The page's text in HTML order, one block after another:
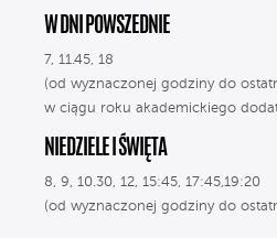
W DNI POWSZEDNIE
7, 11.45, 18
(od wyznaczonej godziny do
w ciągu roku akademickiego
NIEDZIELE I ŚWIĘTA
8, 9, 10.30, 12, 15:45, 17:45,19:20
(od wyznaczonej godziny do